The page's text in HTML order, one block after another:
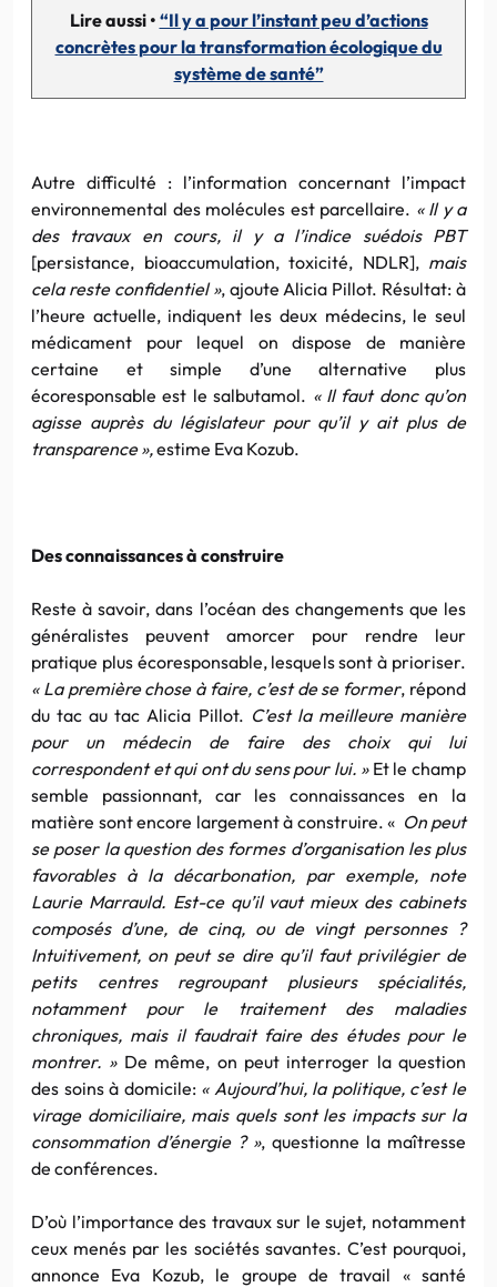
Lire aussi • “Il y a pour l’instant peu d’actions
concrètes pour la transformation écologique du
système de santé”
Autre difficulté : l’information concernant l’impact
environnemental des molécules est parcellaire. « Il y a
des travaux en cours, il y a l’indice suédois PBT
[persistance, bioaccumulation, toxicité, NDLR],mais
cela reste confidentiel », ajoute Alicia Pillot. Résultat: à
l’heure actuelle, indiquent les deux médecins, le seul
médicament pour lequel on dispose de manière
certaine et simple d’une alternative plus
écoresponsable est le salbutamol. « Il faut donc qu’on
agisse auprès du législateur pour qu’il y ait plus de
transparence »,estime Eva Kozub.
Des connaissances à construire
Reste à savoir, dans l’océan des changements que les
généralistes peuvent amorcer pour rendre leur
pratique plus écoresponsable, lesquels sont à prioriser.
« La première chose à faire, c’est de se former, répond
du tac au tac Alicia Pillot. C’est la meilleure manière
pour un médecin de faire des choix qui lui
correspondent et qui ont du sens pour lui. »Et le champ
semble passionnant, car les connaissances en la
matière sont encore largement à construire. « On peut
se poser la question des formes d’organisation les plus
favorables à la décarbonation, par exemple, note
Laurie Marrauld. Est-ce qu’il vaut mieux des cabinets
composés d’une, de cinq, ou de vingt personnes ?
Intuitivement, on peut se dire qu’il faut privilégier de
petits centres regroupant plusieurs spécialités,
notamment pour le traitement des maladies
chroniques, mais il faudrait faire des études pour le
montrer. »De même, on peut interroger la question
des soins à domicile: « Aujourd’hui, la politique, c’est le
virage domiciliaire, mais quels sont les impacts sur la
consommation d’énergie ? », questionne la maîtresse
de conférences.
D’où l’importance des travaux sur le sujet, notamment
ceux menés par les sociétés savantes. C’est pourquoi,
annonce Eva Kozub, le groupe de travail « santé